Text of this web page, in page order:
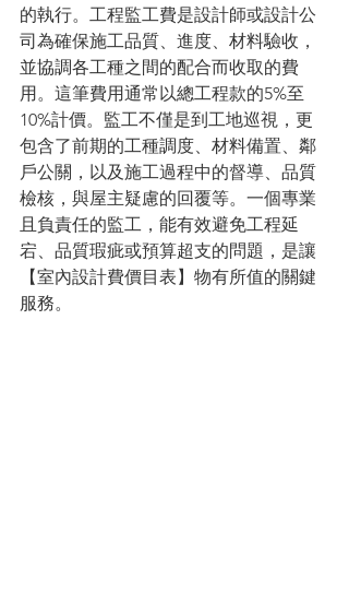
的執行。工程監工費是設計師或設計公
司為確保施工品質、進度、材料驗收，
並協調各工種之間的配合而收取的費
用。這筆費用通常以總工程款的5%至
10%計價。監工不僅是到工地巡視，更
包含了前期的工種調度、材料備置、鄰
戶公關，以及施工過程中的督導、品質
檢核，與屋主疑慮的回覆等。一個專業
且負責任的監工，能有效避免工程延
宕、品質瑕疵或預算超支的問題，是讓
【室內設計費價目表】物有所值的關鍵
服務。